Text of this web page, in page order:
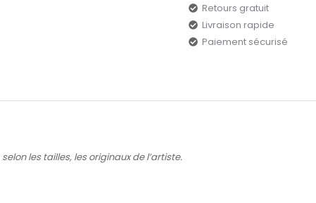
Retours gratuit
Livraison rapide
Paiement sécurisé
les tailles, les originaux de l’artiste.